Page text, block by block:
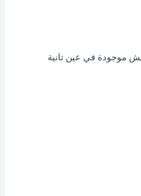
موجودة في عين تانية